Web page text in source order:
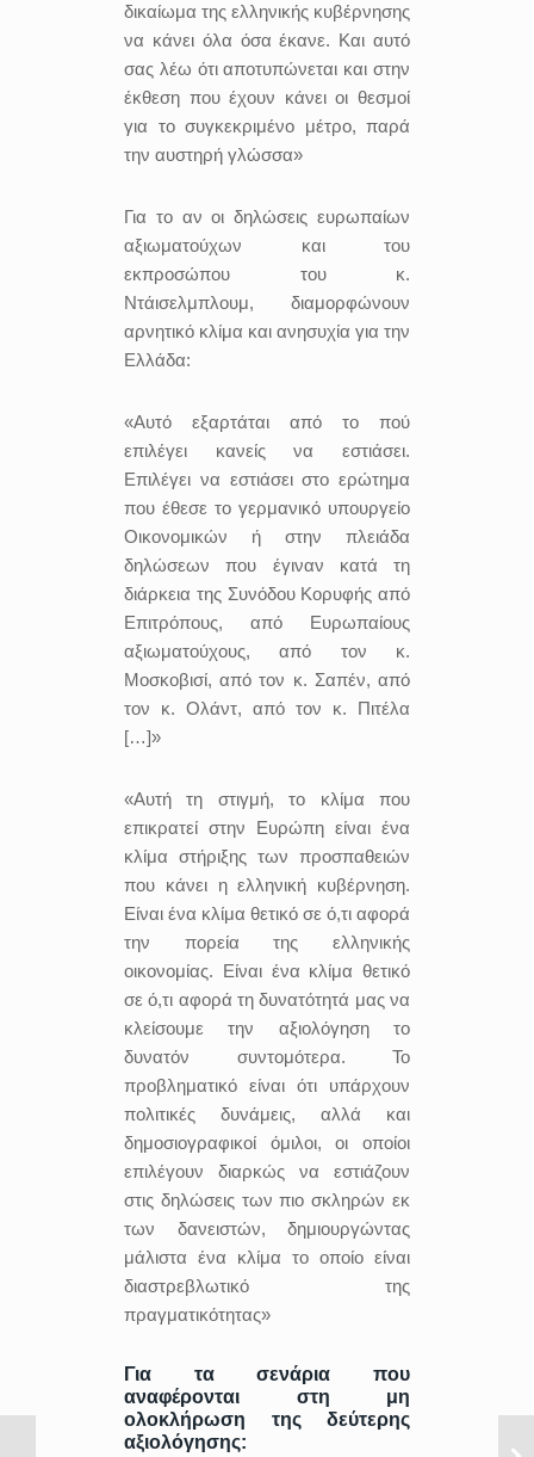
δικαίωμα της ελληνικής κυβέρνησης
να κάνει όλα όσα έκανε. Και αυτό
σας λέω ότι αποτυπώνεται και στην
έκθεση που έχουν κάνει οι θεσμοί
για το συγκεκριμένο μέτρο, παρά
την αυστηρή γλώσσα»
Για το αν οι δηλώσεις ευρωπαίων
αξιωματούχων και του
εκπροσώπου του κ.
Ντάισελμπλουμ, διαμορφώνουν
αρνητικό κλίμα και ανησυχία για την
Ελλάδα:
«Αυτό εξαρτάται από το πού
επιλέγει κανείς να εστιάσει.
Επιλέγει να εστιάσει στο ερώτημα
που έθεσε το γερμανικό υπουργείο
Οικονομικών ή στην πλειάδα
δηλώσεων που έγιναν κατά τη
διάρκεια της Συνόδου Κορυφής από
Επιτρόπους, από Ευρωπαίους
αξιωματούχους, από τον κ.
Μοσκοβισί, από τον κ. Σαπέν, από
τον κ. Ολάντ, από τον κ. Πιτέλα
[…]»
«Αυτή τη στιγμή, το κλίμα που
επικρατεί στην Ευρώπη είναι ένα
κλίμα στήριξης των προσπαθειών
που κάνει η ελληνική κυβέρνηση.
Είναι ένα κλίμα θετικό σε ό,τι αφορά
την πορεία της ελληνικής
οικονομίας. Είναι ένα κλίμα θετικό
σε ό,τι αφορά τη δυνατότητά μας να
κλείσουμε την αξιολόγηση το
δυνατόν συντομότερα. Το
προβληματικό είναι ότι υπάρχουν
πολιτικές δυνάμεις, αλλά και
δημοσιογραφικοί όμιλοι, οι οποίοι
επιλέγουν διαρκώς να εστιάζουν
στις δηλώσεις των πιο σκληρών εκ
των δανειστών, δημιουργώντας
μάλιστα ένα κλίμα το οποίο είναι
διαστρεβλωτικό της
πραγματικότητας»
Για τα σενάρια που
αναφέρονται στη μη
ολοκλήρωση της δεύτερης
αξιολόγησης: